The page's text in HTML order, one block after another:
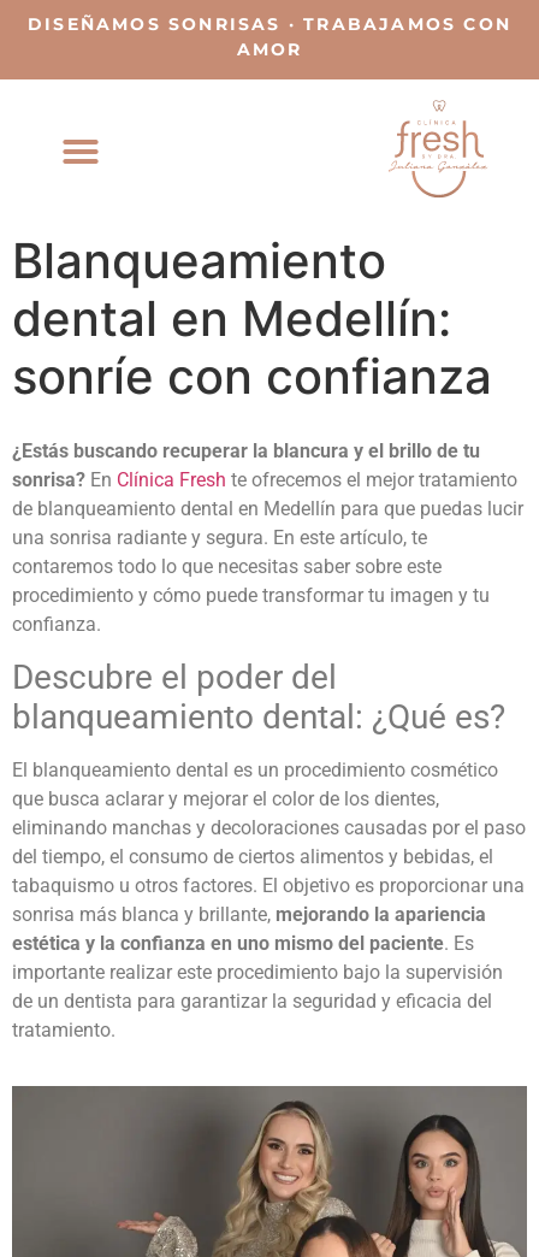
DISEÑAMOS SONRISAS · TRABAJAMOS CON
AMOR
Blanqueamiento
dental en Medellín:
sonríe con confianza
¿Estás buscando recuperar la blancura y el brillo de tu
sonrisa? En Clínica Fresh te ofrecemos el mejor tratamiento
de blanqueamiento dental en Medellín para que puedas lucir
una sonrisa radiante y segura. En este artículo, te
contaremos todo lo que necesitas saber sobre este
procedimiento y cómo puede transformar tu imagen y tu
confianza.
Descubre el poder del
blanqueamiento dental: ¿Qué es?
El blanqueamiento dental es un procedimiento cosmético
que busca aclarar y mejorar el color de los dientes,
eliminando manchas y decoloraciones causadas por el paso
del tiempo, el consumo de ciertos alimentos y bebidas, el
tabaquismo u otros factores. El objetivo es proporcionar una
sonrisa más blanca y brillante, mejorando la apariencia
estética y la confianza en uno mismo del paciente. Es
importante realizar este procedimiento bajo la supervisión
de un dentista para garantizar la seguridad y eficacia del
tratamiento.